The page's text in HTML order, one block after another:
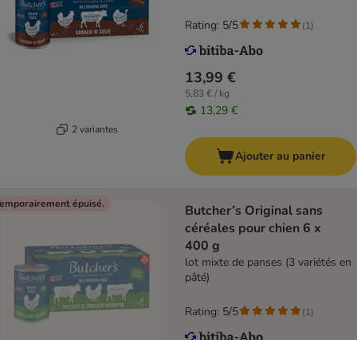
2 variantes
13,99 €
5,83 € / kg
13,29 €
Rating: 5/5 (1)
Ajouter au panier
épuisé.
Butcher’s Original sans
céréales pour chien 6 x
400 g
lot mixte de panses (3 variétés en
pâté)
Rating: 5/5 (1)